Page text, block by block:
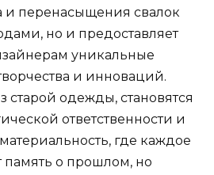
и перенасыщения свалок
но и предоставляет
уникальные
и инноваций.
старой одежды, становятся
ответственности и
где каждое
память о прошлом, но